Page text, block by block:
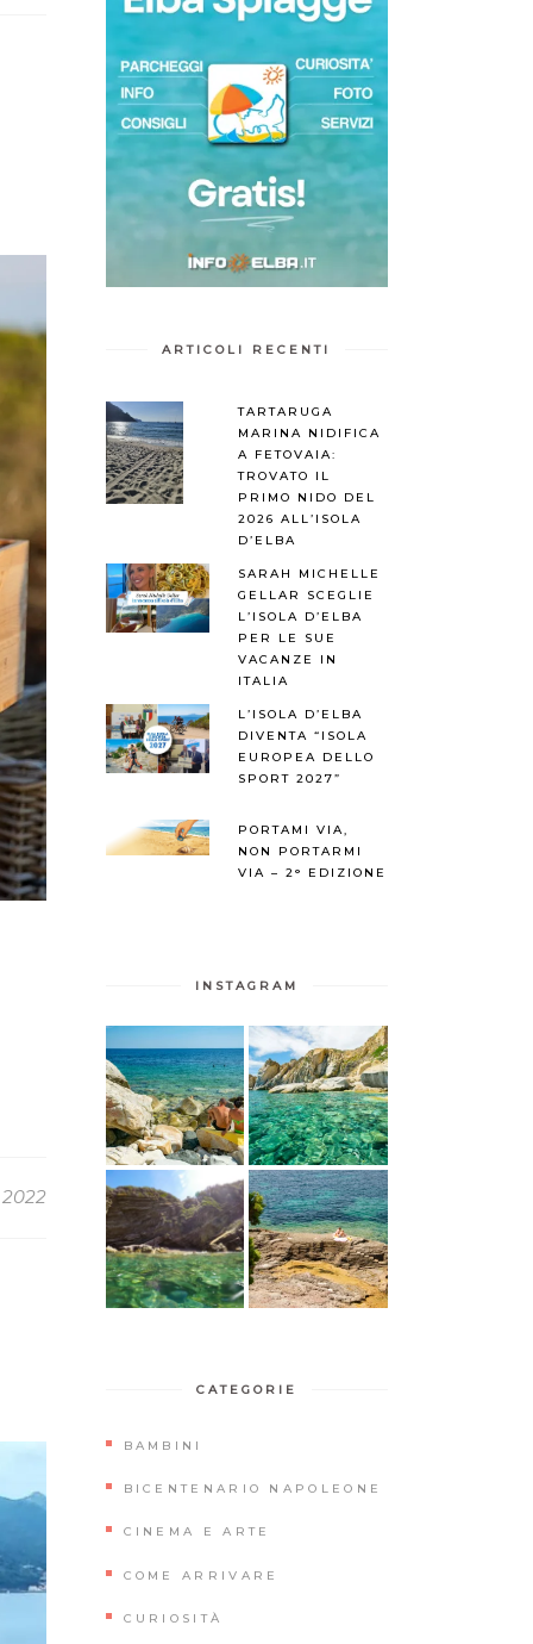
ARTICOLI RECENTI
TARTARUGA
MARINA NIDIFICA
A FETOVAIA:
TROVATO IL
PRIMO NIDO DEL
2026 ALL’ISOLA
D’ELBA
SARAH MICHELLE
GELLAR SCEGLIE
L’ISOLA D’ELBA
PER LE SUE
VACANZE IN
ITALIA
L’ISOLA D’ELBA
DIVENTA “ISOLA
EUROPEA DELLO
SPORT 2027”
PORTAMI VIA,
NON PORTARMI
VIA – 2° EDIZIONE
INSTAGRAM
CATEGORIE
BAMBINI
BICENTENARIO NAPOLEONE
CINEMA E ARTE
COME ARRIVARE
CURIOSITÀ